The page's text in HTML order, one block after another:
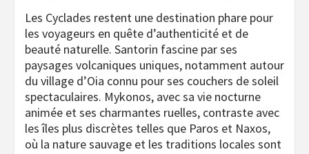
Les Cyclades restent une destination phare pour
les voyageurs en quête d’authenticité et de
beauté naturelle. Santorin fascine par ses
paysages volcaniques uniques, notamment autour
du village d’Oia connu pour ses couchers de soleil
spectaculaires. Mykonos, avec sa vie nocturne
animée et ses charmantes ruelles, contraste avec
les îles plus discrètes telles que Paros et Naxos,
où la nature sauvage et les traditions locales sont